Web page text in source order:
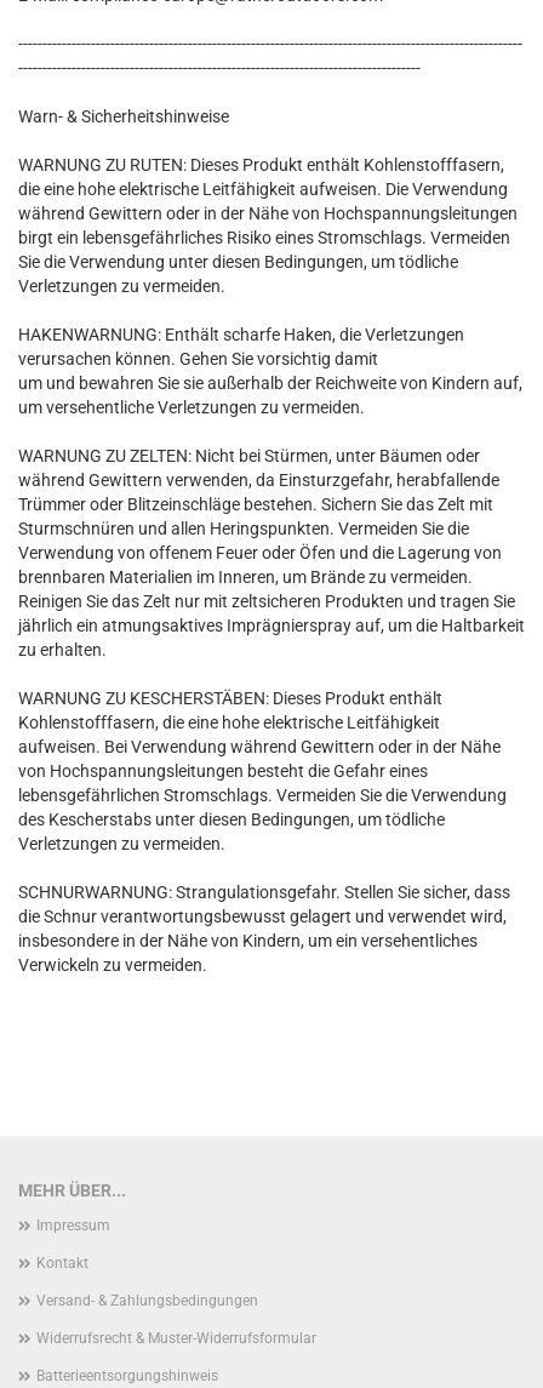
--------------------------------------------------------------------------------------------------------
-----------------------------------------------------------------------------------
Warn- & Sicherheitshinweise
WARNUNG ZU RUTEN: Dieses Produkt enthält Kohlenstofffasern,
die eine hohe elektrische Leitfähigkeit aufweisen. Die Verwendung
während Gewittern oder in der Nähe von Hochspannungsleitungen
birgt ein lebensgefährliches Risiko eines Stromschlags. Vermeiden
Sie die Verwendung unter diesen Bedingungen, um tödliche
Verletzungen zu vermeiden.
HAKENWARNUNG: Enthält scharfe Haken, die Verletzungen
verursachen können. Gehen Sie vorsichtig damit
um und bewahren Sie sie außerhalb der Reichweite von Kindern auf,
um versehentliche Verletzungen zu vermeiden.
WARNUNG ZU ZELTEN: Nicht bei Stürmen, unter Bäumen oder
während Gewittern verwenden, da Einsturzgefahr, herabfallende
Trümmer oder Blitzeinschläge bestehen. Sichern Sie das Zelt mit
Sturmschnüren und allen Heringspunkten. Vermeiden Sie die
Verwendung von offenem Feuer oder Öfen und die Lagerung von
brennbaren Materialien im Inneren, um Brände zu vermeiden.
Reinigen Sie das Zelt nur mit zeltsicheren Produkten und tragen Sie
jährlich ein atmungsaktives Imprägnierspray auf, um die Haltbarkeit
zu erhalten.
WARNUNG ZU KESCHERSTÄBEN: Dieses Produkt enthält
Kohlenstofffasern, die eine hohe elektrische Leitfähigkeit
aufweisen. Bei Verwendung während Gewittern oder in der Nähe
von Hochspannungsleitungen besteht die Gefahr eines
lebensgefährlichen Stromschlags. Vermeiden Sie die Verwendung
des Kescherstabs unter diesen Bedingungen, um tödliche
Verletzungen zu vermeiden.
SCHNURWARNUNG: Strangulationsgefahr. Stellen Sie sicher, dass
die Schnur verantwortungsbewusst gelagert und verwendet wird,
insbesondere in der Nähe von Kindern, um ein versehentliches
Verwickeln zu vermeiden.
MEHR ÜBER...
Impressum
Kontakt
Versand- & Zahlungsbedingungen
Widerrufsrecht & Muster-Widerrufsformular
Batterieentsorgungshinweis